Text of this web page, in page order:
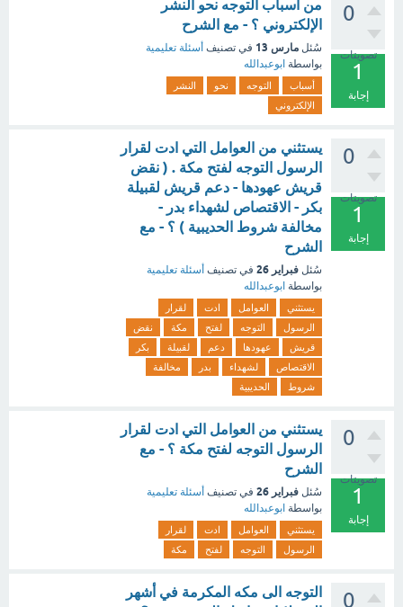
0
تصويتات
1
إجابة
من أسباب التوجه نحو النشر
الإلكتروني ؟ - مع الشرح
سُئل مارس 13 في تصنيف أسئلة تعليمية
بواسطة ابوعبدالله
أسباب التوجه نحو
النشر
الإلكتروني
0
تصويتات
1
إجابة
يستثني من العوامل التي ادت لقرار
الرسول التوجه لفتح مكة . ( نقض
قريش عهودها - دعم قريش لقبيلة
بكر - الاقتصاص لشهداء بدر -
مخالفة شروط الحديبية ) ؟ - مع
الشرح
سُئل فبراير 26 في تصنيف أسئلة تعليمية
بواسطة ابوعبدالله
يستثني العوامل ادت
لقرار
الرسول
التوجه لفتح مكة
نقض
قريش
عهودها دعم لقبيلة
بكر
الاقتصاص
لشهداء بدر
مخالفة
شروط
الحديبية
0
تصويتات
1
إجابة
يستثني من العوامل التي ادت لقرار
الرسول التوجه لفتح مكة ؟ - مع
الشرح
سُئل فبراير 26 في تصنيف أسئلة تعليمية
بواسطة ابوعبدالله
يستثني العوامل ادت
لقرار
الرسول
التوجه لفتح مكة
0
التوجه الى مكه المكرمة في أشهر